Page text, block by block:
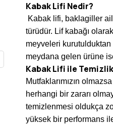
Kabak Lifi Nedir?
Kabak lifi, baklagiller
türüdür. Lif kabağı
meyveleri kurutulduktan
meydana gelen ürüne
Kabak Lifi ile
Mutfaklarımızın
herhangi bir zararı
temizlenmesi oldukça
yüksek bir performans